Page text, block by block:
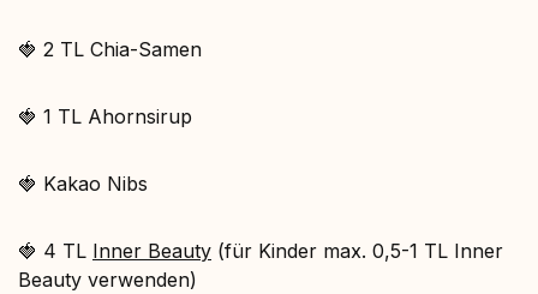
🍓 2 TL Chia-Samen⁠
🍓 1 TL Ahornsirup⁠
🍓 Kakao Nibs⁠
🍓 4 TL Inner Beauty⁠ (für Kinder max. 0,5-1 TL Inner
Beauty verwenden)